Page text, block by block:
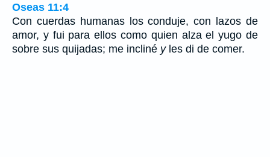
Oseas 11:4
Con cuerdas humanas los conduje, con lazos de
amor, y fui para ellos como quien alza el yugo de
sobre sus quijadas; me incliné yles di de comer.